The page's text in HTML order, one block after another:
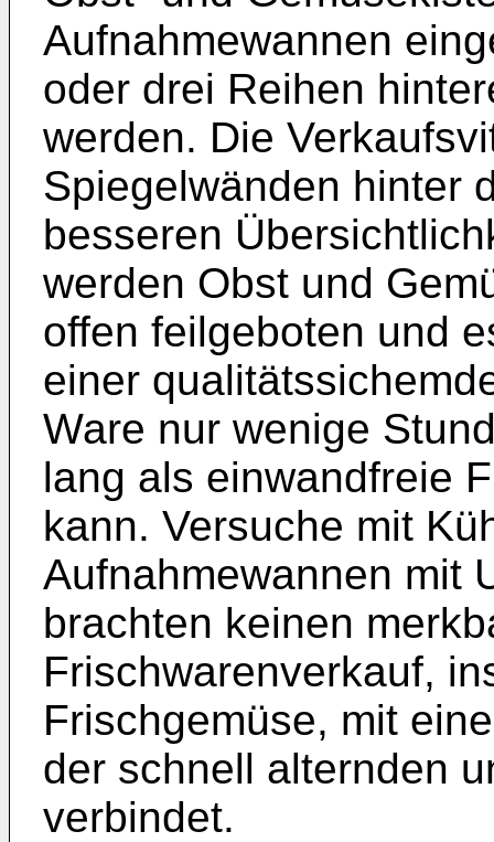
Aufnahmewannen
oder drei Reihen
werden. Die
Spiegelwänden hinter
besseren
werden Obst und
offen feilgeboten und
einer
Ware nur wenige
lang als einwandfreie
kann. Versuche mit
Aufnahmewannen mit
brachten keinen
Frischwarenverkauf,
Frischgemüse, mit
der schnell alternden
verbindet.